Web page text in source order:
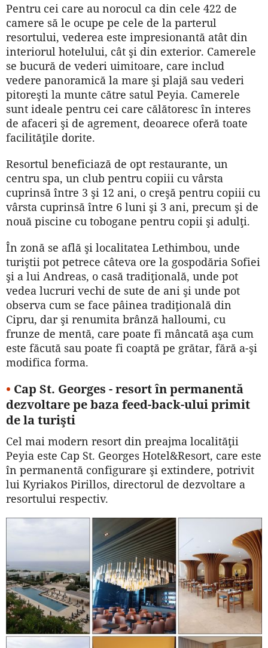
Pentru cei care au norocul ca din cele 422 de
camere să le ocupe pe cele de la parterul
resortului, vederea este impresionantă atât din
interiorul hotelului, cât şi din exterior. Camerele
se bucură de vederi uimitoare, care includ
vedere panoramică la mare şi plajă sau vederi
pitoreşti la munte către satul Peyia. Camerele
sunt ideale pentru cei care călătoresc în interes
de afaceri şi de agrement, deoarece oferă toate
facilităţile dorite.
Resortul beneficiază de opt restaurante, un
centru spa, un club pentru copiii cu vârsta
cuprinsă între 3 şi 12 ani, o creşă pentru copiii cu
vârsta cuprinsă între 6 luni şi 3 ani, precum şi de
nouă piscine cu tobogane pentru copii şi adulţi.
În zonă se află şi localitatea Lethimbou, unde
turiştii pot petrece câteva ore la gospodăria Sofiei
şi a lui Andreas, o casă tradiţională, unde pot
vedea lucruri vechi de sute de ani şi unde pot
observa cum se face pâinea tradiţională din
Cipru, dar şi renumita brânză halloumi, cu
frunze de mentă, care poate fi mâncată aşa cum
este făcută sau poate fi coaptă pe grătar, fără a-şi
modifica forma.
• Cap St. Georges - resort în permanentă
dezvoltare pe baza feed-back-ului primit
de la turişti
Cel mai modern resort din preajma localităţii
Peyia este Cap St. Georges Hotel&Resort, care este
în permanentă configurare şi extindere, potrivit
lui Kyriakos Pirillos, directorul de dezvoltare a
resortului respectiv.